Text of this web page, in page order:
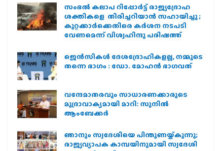
സംഭൽ കലാപ റിപ്പോർട്ട് രാജ്യദ്രോഹ
ശക്തികളെ തിരിച്ചറിയാൻ സഹായിച്ചു ;
കുറ്റക്കാർക്കെതിരെ കർശന നടപടി
വേണമെന്ന് വിശ്വഹിന്ദു പരിഷത്ത്
ജെന്‍സികള്‍ ദേശദ്രോഹികളല്ല, നമ്മുടെ
തന്നെ ഭാഗം : ഡോ. മോഹന്‍ ഭാഗവത്
വന്ദേമാതരവും സാധാരണക്കാരുടെ
മുദ്രാവാക്യമായി മാറി: സുനിൽ
ആംബേക്കർ
ഞാനും സ്വദേശിയെ പിന്തുണയ്ക്കുന്നു;
രാജ്യവ്യാപക കാമ്പയിനുമായി സ്വദേശി